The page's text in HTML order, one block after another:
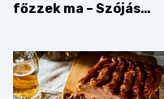
főzzek ma – Szójás